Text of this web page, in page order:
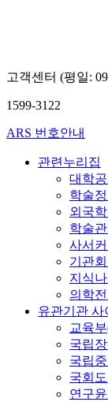
고객센터 (평일:
1599-3122
ARS 번호안내
관련누리집
대학
학술
외국
학술
사서
기관
지식
의학
유관기관 사
교육
국립
국립
국회
연구